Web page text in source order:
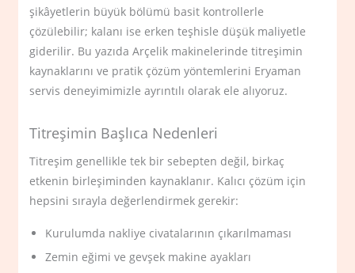
şikâyetlerin büyük bölümü basit kontrollerle
çözülebilir; kalanı ise erken teşhisle düşük maliyetle
giderilir. Bu yazıda Arçelik makinelerinde titreşimin
kaynaklarını ve pratik çözüm yöntemlerini Eryaman
servis deneyimimizle ayrıntılı olarak ele alıyoruz.
Titreşimin Başlıca Nedenleri
Titreşim genellikle tek bir sebepten değil, birkaç
etkenin birleşiminden kaynaklanır. Kalıcı çözüm için
hepsini sırayla değerlendirmek gerekir:
Kurulumda nakliye civatalarının çıkarılmaması
Zemin eğimi ve gevşek makine ayakları